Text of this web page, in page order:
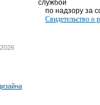
службой
по надзору за
Свидетельство о